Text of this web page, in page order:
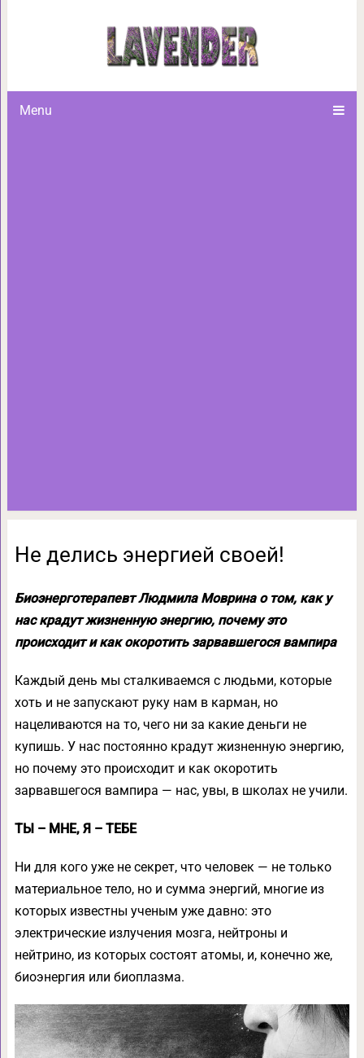
Menu
Не делись
Не делись энергией своей!
Биоэнерготерапевт Людмила Моврина о том, как у
нас крадут жизненную энергию, почему это
происходит и как окоротить зарвавшегося вампира
Каждый день мы сталкиваемся с людьми, которые
хоть и не запускают руку нам в карман, но
нацеливаются на то, чего ни за какие деньги не
купишь. У нас постоянно крадут жизненную энергию,
но почему это происходит и как окоротить
зарвавшегося вампира — нас, увы, в школах не учили.
ТЫ – МНЕ, Я – ТЕБЕ
Ни для кого уже не секрет, что человек — не только
материальное тело, но и сумма энергий, многие из
которых известны ученым уже давно: это
электрические излучения мозга, нейтроны и
нейтрино, из которых состоят атомы, и, конечно же,
биоэнергия или биоплазма.